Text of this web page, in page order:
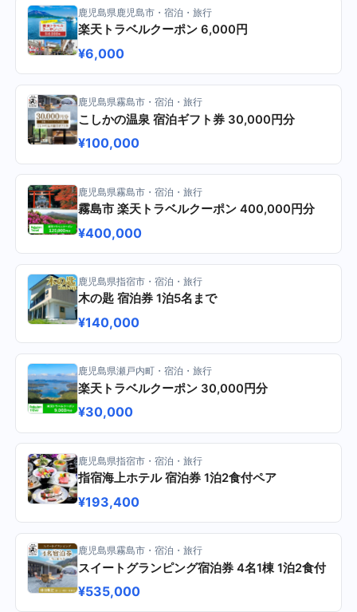
鹿児島県鹿児島市・宿泊・旅行
楽天トラベルクーポン 6,000円
¥6,000
鹿児島県霧島市・宿泊・旅行
こしかの温泉 宿泊ギフト券 30,000円分
¥100,000
鹿児島県霧島市・宿泊・旅行
霧島市 楽天トラベルクーポン 400,000円分
¥400,000
鹿児島県指宿市・宿泊・旅行
木の匙 宿泊券 1泊5名まで
¥140,000
鹿児島県瀬戸内町・宿泊・旅行
楽天トラベルクーポン 30,000円分
¥30,000
鹿児島県指宿市・宿泊・旅行
指宿海上ホテル 宿泊券 1泊2食付ペア
¥193,400
鹿児島県霧島市・宿泊・旅行
スイートグランピング宿泊券 4名1棟 1泊2食付
¥535,000